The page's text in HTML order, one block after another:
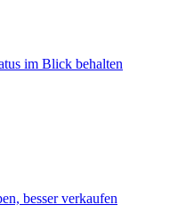
im Blick behalten
besser verkaufen